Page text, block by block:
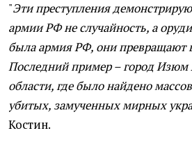
"Эти преступления
армии РФ не случайность, а
была армия РФ, они превращают
Последний пример – город Изюм
области, где было найдено
убитых, замученных мирных
Костин.